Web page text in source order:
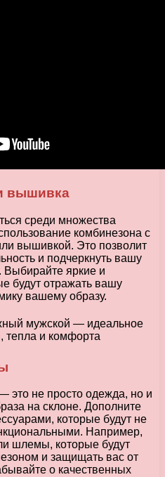
вышивка
среди множества
комбинезона с
вышивкой. Это позволит
и подчеркнуть вашу
Выбирайте яркие и
будут отражать вашу
вашему образу.
это не просто одежда, но и
на склоне. Дополните
которые будут не
Например,
шлемы, которые будут
и защищать вас от
о качественных